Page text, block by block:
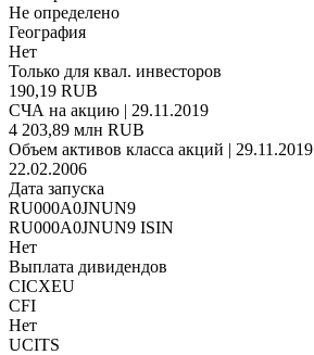
Не определено
География
Нет
Только для квал. инвесторов
190,19 RUB
СЧА на акцию | 29.11.2019
4 203,89 млн RUB
Объем активов класса акций | 29.11.2019
22.02.2006
Дата запуска
RU000A0JNUN9
RU000A0JNUN9 ISIN
Нет
Выплата дивидендов
CICXEU
CFI
Нет
UCITS